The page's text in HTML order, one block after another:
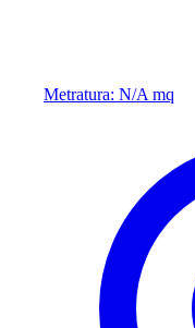
Metratura: N/A mq